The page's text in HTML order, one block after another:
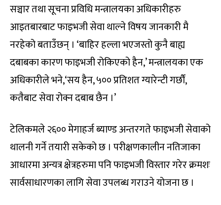
सञ्चार तथा सूचना प्रविधि मन्त्रालयका अधिकारीहरु
आइतबारबाट फाइभजी सेवा थाल्ने विषय जानकारी मै
नरहेको बताउँछन् । ‘बाहिर हल्ला भएजस्तो कुनै बाह्य
दबाबका कारण फाइभजी रोकिएको हैन,’ मन्त्रालयका एक
अधिकारीले भने,‘सय हैन, ५०० प्रतिशत ग्यारेन्टी गर्छौं,
कतैबाट सेवा रोक्न दबाब छैन ।’
टेलिकमले २६०० मेगाहर्ज ब्याण्ड अन्तरगते फाइभजी सेवाको
थालनी गर्ने तयारी सकेको छ । परीक्षणकालीन नतिजाका
आधारमा अन्यत्र क्षेत्रहरुमा पनि फाइभजी विस्तार गरेर क्रमशः
सार्वसाधारणका लागि सेवा उपलब्ध गराउने योजना छ ।